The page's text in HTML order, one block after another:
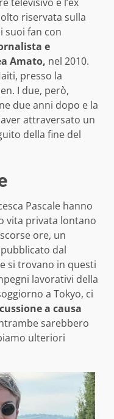
riservata sulla
suoi fan con
e
Amato, nel 2010.
presso la
I due, però,
due anni dopo e la
attraversato un
della fine del
Pascale hanno
vita privata lontano
ore, un
dal
si trovano in questi
lavorativi della
a Tokyo, ci
a causa
sarebbero
ulteriori